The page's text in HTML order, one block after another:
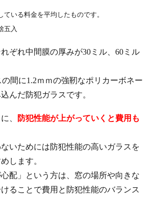
いる料金を平均したものです。
五入
ぞれ中間膜の厚みが30ミル、60ミル
間に1.2ｍｍの強靭なポリカーボネー
んだ防犯ガラスです。
、
防犯性能が上がっていくと費用も
いためには防犯性能の高いガラスを
します。
配」という方は、窓の場所や向きな
ることで費用と防犯性能のバランス